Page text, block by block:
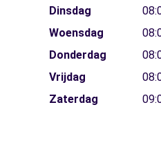
Dinsdag
Woensdag
Donderdag
Vrijdag
Zaterdag